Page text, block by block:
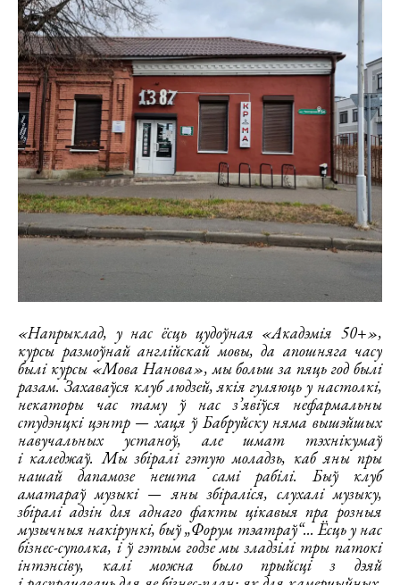
«Напрыклад, у нас ёсць цудоўная «Акадэмія 50+»,
курсы размоўнай англійскай мовы, да апошняга часу
былі курсы «Мова Нанова», мы больш за пяць год былі
разам. Захаваўся клуб людзей, якія гуляюць у настолкі,
некаторы час таму ў нас з’явіўся нефармальны
студэнцкі цэнтр — хаця ў Бабруйску няма вышэйшых
навучальных устаноў, але шмат тэхнікумаў
і каледжаў. Мы збіралі гэтую моладзь, каб яны пры
нашай дапамозе нешта самі рабілі. Быў клуб
аматараў музыкі — яны збіраліся, слухалі музыку,
збіралі адзін для аднаго факты цікавыя пра розныя
музычныя накірункі, быў „Форум тэатраў“... Ёсць у нас
бізнес-суполка, і ў гэтым годзе мы зладзілі тры патокі
інтэнсіву, калі можна было прыйсці з дэяй